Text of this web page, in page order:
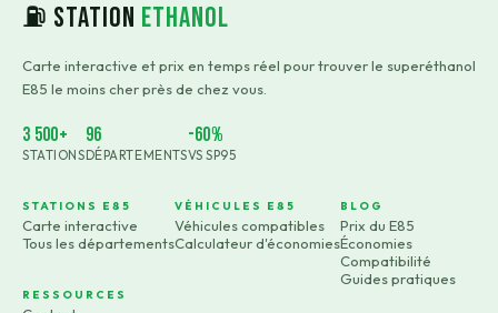
⛽ Station Ethanol
Carte interactive et prix en temps réel pour trouver le superéthanol
E85 le moins cher près de chez vous.
3 500+
STATIONS
96
DÉPARTEMENTS
-60%
VS SP95
STATIONS E85
Carte interactive
Tous les départements
VÉHICULES E85
Véhicules compatibles
Calculateur d'économies
BLOG
Prix du E85
Économies
Compatibilité
Guides pratiques
RESSOURCES